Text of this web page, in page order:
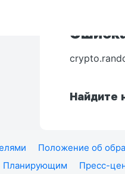
Найдите
Положение об
Планирующим Пресс-